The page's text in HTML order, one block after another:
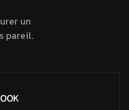
un
pareil.